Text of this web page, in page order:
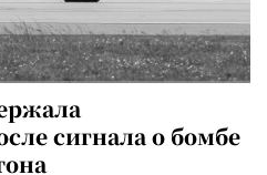
сигнала о бомбе